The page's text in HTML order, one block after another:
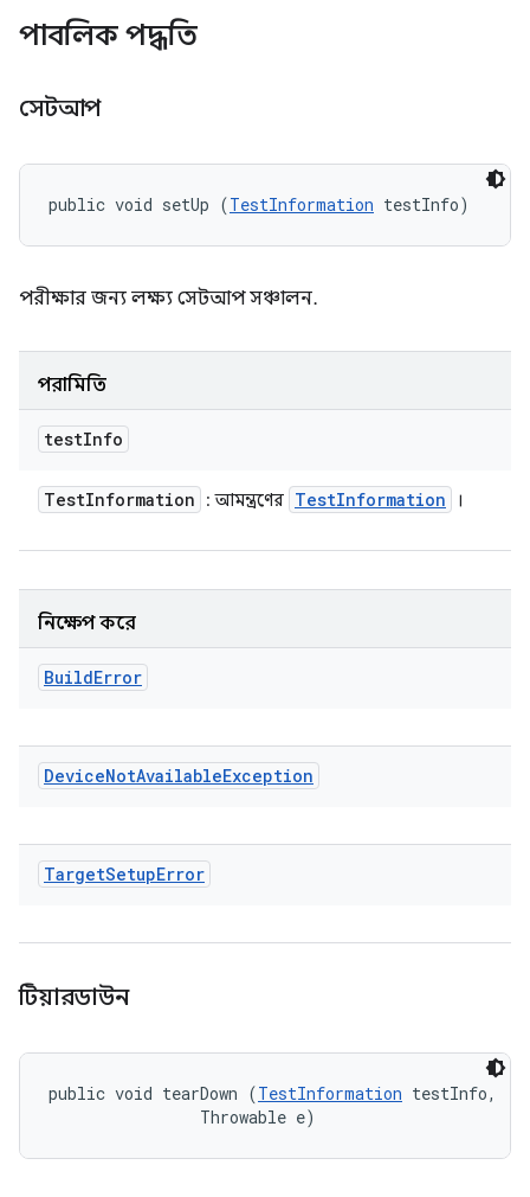
পাবলিক পদ্ধতি
সেটআপ
public void setUp (TestInformation testInfo)
পরীক্ষার জন্য লক্ষ্য সেটআপ সঞ্চালন.
পরামিতি
testInfo
TestInformation : আমন্ত্রণের TestInformation ।
নিক্ষেপ করে
BuildError
DeviceNotAvailableException
TargetSetupError
টিয়ারডাউন
public void tearDown (TestInformation testInfo,
                Throwable e)